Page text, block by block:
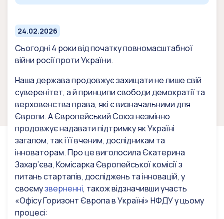
24.02.2026
Сьогодні 4 роки від початку повномасштабної
війни росії проти України.
Наша держава продовжує захищати не лише свій
суверенітет, а й принципи свободи демократії та
верховенства права, які є визначальними для
Європи. А Європейський Союз незмінно
продовжує надавати підтримку як Україні
загалом, так і її вченим, дослідникам та
інноваторам. Про це виголосила Єкатерина
Захар’єва, Комісарка Європейської комісії з
питань стартапів, досліджень та інновацій, у
своємузверненні, також відзначивши участь
«Офісу Горизонт Європа в Україні» НФДУ у цьому
процесі: